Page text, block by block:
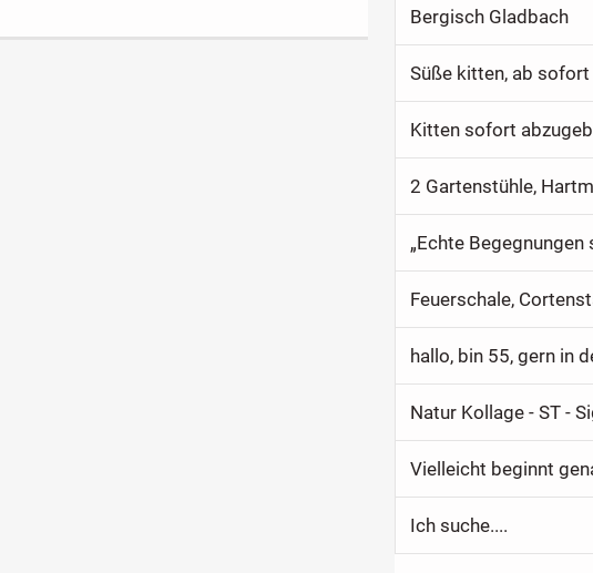
Bergisch Gladbach
Süße kitten, ab
Kitten sofort
2 Gartenstühle,
„Echte
Feuerschale,
hallo, bin 55, gern in
Natur Kollage - ST -
Vielleicht beginnt
Ich suche....